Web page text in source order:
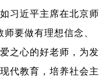
习近平主席在北京师
要做有理想信念、
之心的好老师，为发
代教育，培养社会主